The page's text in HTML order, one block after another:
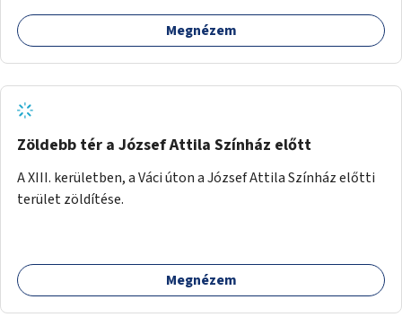
Megnézem
Zöldebb tér a József Attila Színház előtt
A XIII. kerületben, a Váci úton a József Attila Színház előtti
terület zöldítése.
Megnézem